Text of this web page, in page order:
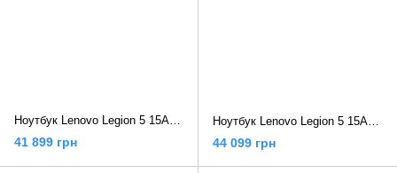
41 899 грн 44 099 грн